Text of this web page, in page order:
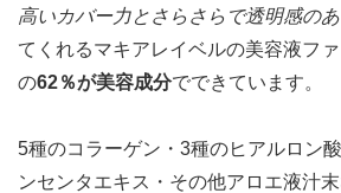
高いカバー力とさらさらで透明感の
てくれるマキアレイベルの美容液フ
の62％が美容成分でできています。
5種のコラーゲン・3種のヒアルロン
ンセンタエキス・その他アロエ液汁